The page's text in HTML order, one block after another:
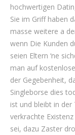
hochwertigen
Sie im Griff haben
masse weitere a
wenn Die Kunden
seien Eltern ‘ne
man auf
der Gegebenheit,
Singleborse dies
ist und bleibt in
verkrachte
sei, dazu Zaster